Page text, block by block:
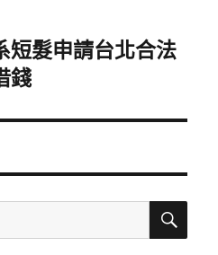
短髮申請台北合法
錢
搜